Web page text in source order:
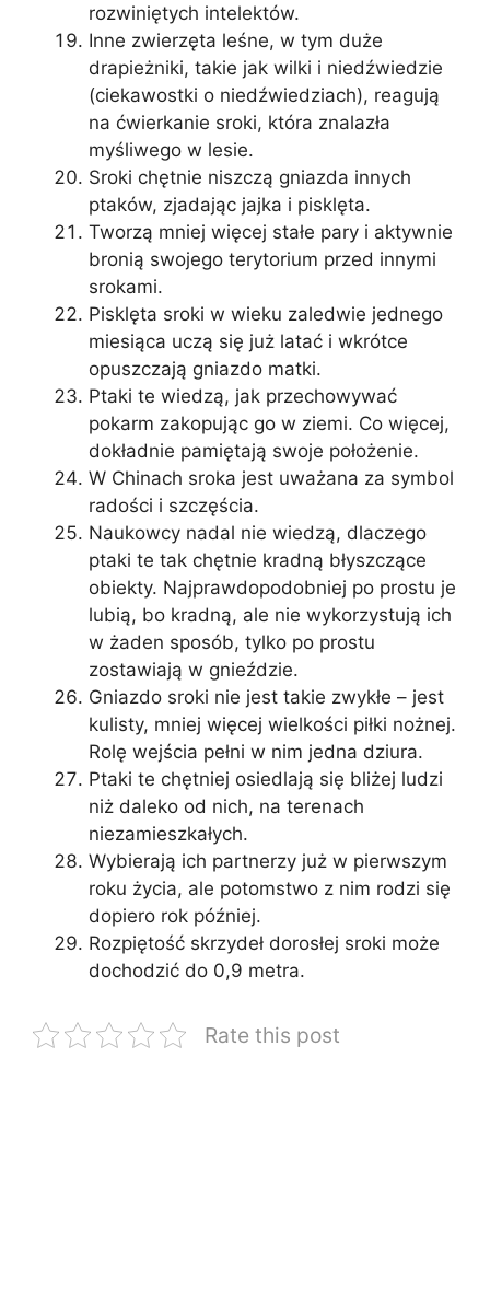
rozwiniętych intelektów.
Inne zwierzęta leśne, w tym duże
drapieżniki, takie jak wilki i niedźwiedzie
(ciekawostki o niedźwiedziach), reagują
na ćwierkanie sroki, która znalazła
myśliwego w lesie.
Sroki chętnie niszczą gniazda innych
ptaków, zjadając jajka i pisklęta.
Tworzą mniej więcej stałe pary i aktywnie
bronią swojego terytorium przed innymi
srokami.
Pisklęta sroki w wieku zaledwie jednego
miesiąca uczą się już latać i wkrótce
opuszczają gniazdo matki.
Ptaki te wiedzą, jak przechowywać
pokarm zakopując go w ziemi. Co więcej,
dokładnie pamiętają swoje położenie.
W Chinach sroka jest uważana za symbol
radości i szczęścia.
Naukowcy nadal nie wiedzą, dlaczego
ptaki te tak chętnie kradną błyszczące
obiekty. Najprawdopodobniej po prostu je
lubią, bo kradną, ale nie wykorzystują ich
w żaden sposób, tylko po prostu
zostawiają w gnieździe.
Gniazdo sroki nie jest takie zwykłe – jest
kulisty, mniej więcej wielkości piłki nożnej.
Rolę wejścia pełni w nim jedna dziura.
Ptaki te chętniej osiedlają się bliżej ludzi
niż daleko od nich, na terenach
niezamieszkałych.
Wybierają ich partnerzy już w pierwszym
roku życia, ale potomstwo z nim rodzi się
dopiero rok później.
Rozpiętość skrzydeł dorosłej sroki może
dochodzić do 0,9 metra.
Rate this post